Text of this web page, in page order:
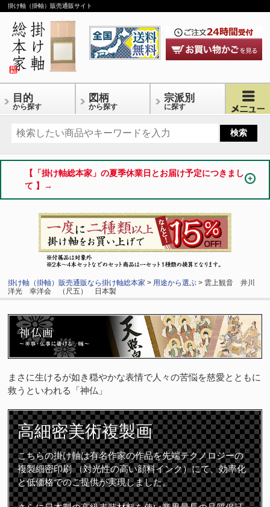
掛け軸（掛軸）販売通販サイト
目的
から探す
図柄
から探す
宗派別
に探す
【「掛け軸総本家」の夏季休業日とお届け予定につきまし
て 】→
掛け軸（掛軸）販売通販なら掛け軸総本家 > 用途から選ぶ > 雲上観音 井川
洋光 幸洋会 （尺五） 日本製
まさに生けるが如き穏やかな表情で人々の苦悩を慈愛とともに
救うといわれる「神仏」
高細密美術複製画
こちらの掛け軸は有名作家の作品を先端テクノロジーの
複製細密印刷 （対光性の高い顔料インク）にて、効率化
と低価格でのご提供が実現しました。